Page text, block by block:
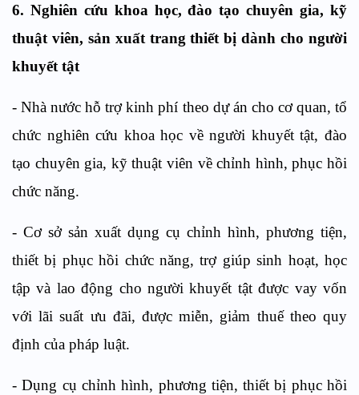
6. Nghiên cứu khoa học, đào tạo chuyên gia, kỹ
thuật viên, sản xuất trang thiết bị dành cho người
khuyết tật
- Nhà nước hỗ trợ kinh phí theo dự án cho cơ quan, tổ
chức nghiên cứu khoa học về người khuyết tật, đào
tạo chuyên gia, kỹ thuật viên về chỉnh hình, phục hồi
chức năng.
- Cơ sở sản xuất dụng cụ chỉnh hình, phương tiện,
thiết bị phục hồi chức năng, trợ giúp sinh hoạt, học
tập và lao động cho người khuyết tật được vay vốn
với lãi suất ưu đãi, được miễn, giảm thuế theo quy
định của pháp luật.
- Dụng cụ chỉnh hình, phương tiện, thiết bị phục hồi